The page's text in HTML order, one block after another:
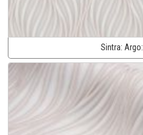
Sintra: Argo: